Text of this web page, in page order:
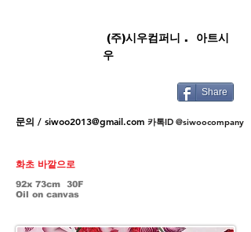
(주)시우컴퍼니 . 아트시
우
Share
문의 / siwoo2013@gmail.com 카톡ID @siwoocompany
화초 바깥으로
92x 73cm 30F
Oil on canvas